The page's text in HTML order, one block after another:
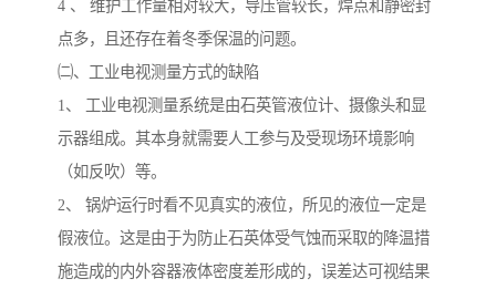
4 、 维护工作量相对较大，导压管较长，焊点和静密封
点多，且还存在着冬季保温的问题。
㈡、工业电视测量方式的缺陷
1、 工业电视测量系统是由石英管液位计、摄像头和显
示器组成。其本身就需要人工参与及受现场环境影响
（如反吹）等。
2、 锅炉运行时看不见真实的液位，所见的液位一定是
假液位。这是由于为防止石英体受气蚀而采取的降温措
施造成的内外容器液体密度差形成的，误差达可视结果